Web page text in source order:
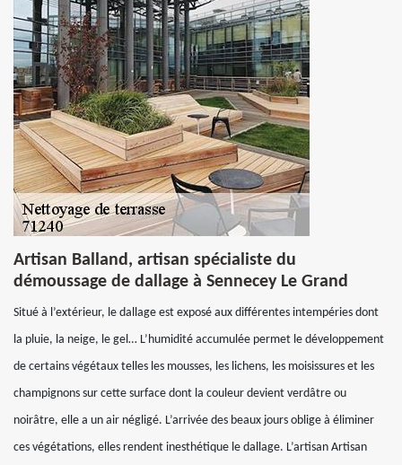
Artisan Balland, artisan spécialiste du
démoussage de dallage à Sennecey Le Grand
Situé à l’extérieur, le dallage est exposé aux différentes intempéries dont
la pluie, la neige, le gel… L’humidité accumulée permet le développement
de certains végétaux telles les mousses, les lichens, les moisissures et les
champignons sur cette surface dont la couleur devient verdâtre ou
noirâtre, elle a un air négligé. L’arrivée des beaux jours oblige à éliminer
ces végétations, elles rendent inesthétique le dallage. L’artisan Artisan